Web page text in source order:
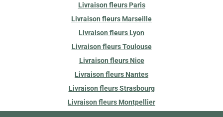
Livraison fleurs Paris
Livraison fleurs Marseille
Livraison fleurs Lyon
Livraison fleurs Toulouse
Livraison fleurs Nice
Livraison fleurs Nantes
Livraison fleurs Strasbourg
Livraison fleurs Montpellier